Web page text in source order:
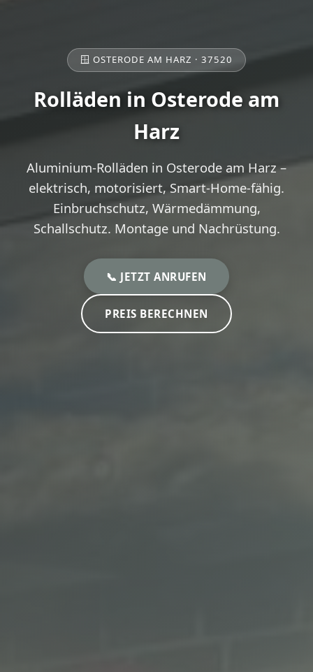
🪟 OSTERODE AM HARZ · 37520
Rolläden in Osterode am
Harz
Aluminium-Rolläden in Osterode am Harz –
elektrisch, motorisiert, Smart-Home-fähig.
Einbruchschutz, Wärmedämmung,
Schallschutz. Montage und Nachrüstung.
📞 JETZT ANRUFEN
PREIS BERECHNEN